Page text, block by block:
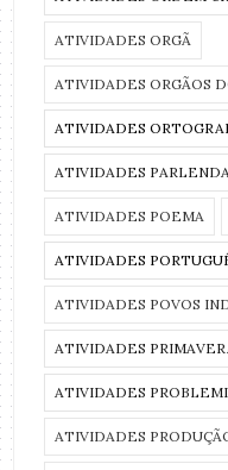
ATIVIDADES ORGÃ
ATIVIDADES ORGÃOS
ATIVIDADES
ATIVIDADES
ATIVIDADES POEMA
ATIVIDADES
ATIVIDADES POVOS
ATIVIDADES
ATIVIDADES
ATIVIDADES